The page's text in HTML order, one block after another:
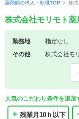
薬剤師の求人・転職TOP 株
株式会社モリモト
勤務地
指定なし
その他
株式会社モ
人気のこだわり条件を追加
残業月10ｈ以下